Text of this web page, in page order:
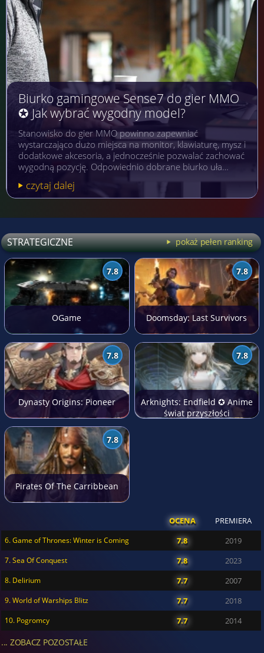
Biurko gamingowe Sense7 do gier MMO
✪ Jak wybrać wygodny model?
Stanowisko do gier MMO powinno zapewniać
wystarczająco dużo miejsca na monitor, klawiaturę, mysz i
dodatkowe akcesoria, a jednocześnie pozwalać zachować
wygodną pozycję. Odpowiednio dobrane biurko uła…
czytaj dalej
STRATEGICZNE pokaż pełen ranking
7.8
OGame
7.8
Doomsday: Last Survivors
7.8
Dynasty Origins: Pioneer
7.8
Arknights: Endfield ✪ Anime
świat przyszłości
7.8
Pirates Of The Carribbean
OCENA PREMIERA
6. Game of Thrones: Winter is Coming 7.8 2019
7. Sea Of Conquest 7.8 2023
8. Delirium 7.7 2007
9. World of Warships Blitz 7.7 2018
10. Pogromcy 7.7 2014
... ZOBACZ POZOSTAŁE